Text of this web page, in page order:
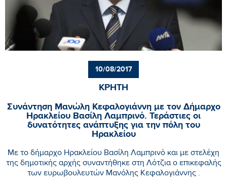
10/08/2017
ΚΡΗΤΗ
Συνάντηση Μανώλη Κεφαλογιάννη με τον Δήμαρχο
Ηρακλείου Βασίλη Λαμπρινό. Τεράστιες οι
δυνατότητες ανάπτυξης για την πόλη του
Ηρακλείου
Mε το δήμαρχο Ηρακλείου Βασίλη Λαμπρινό και με στελέχη
της δημοτικής αρχής συναντήθηκε στη Λότζια ο επικεφαλής
των ευρωβουλευτών Μανόλης Κεφαλογιάννης .